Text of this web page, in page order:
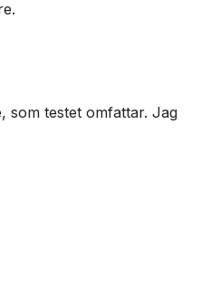
som testet omfattar. Jag